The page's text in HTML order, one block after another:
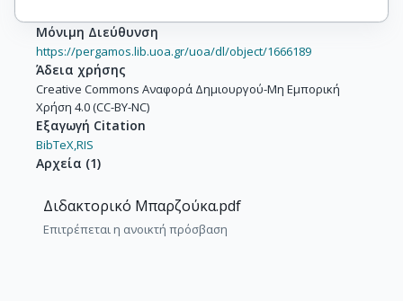
Μόνιμη Διεύθυνση
https://pergamos.lib.uoa.gr/uoa/dl/object/1666189
Άδεια χρήσης
Creative Commons Αναφορά Δημιουργού-Μη Εμπορική
Χρήση 4.0 (CC-BY-NC)
Εξαγωγή Citation
BibTeX,RIS
Αρχεία (1)
Διδακτορικό Μπαρζούκα.pdf
Επιτρέπεται η ανοικτή πρόσβαση